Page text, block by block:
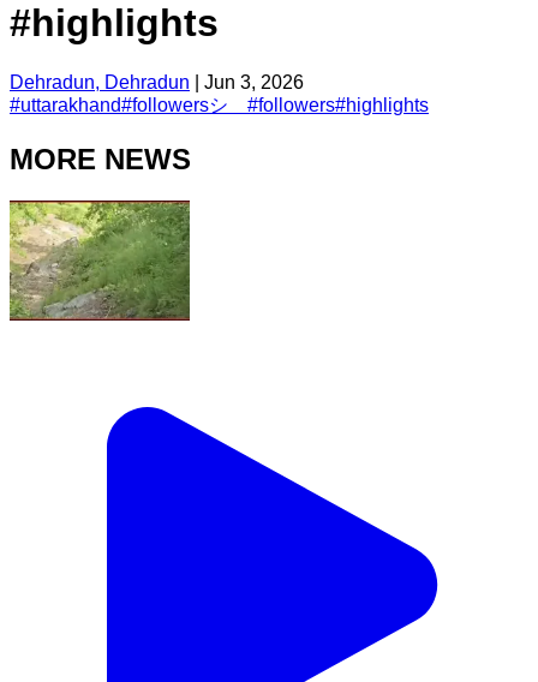
#highlights
Dehradun, Dehradun
Jun 3, 2026
#uttarakhand#followersシ゚ #followers#highlights
MORE NEWS